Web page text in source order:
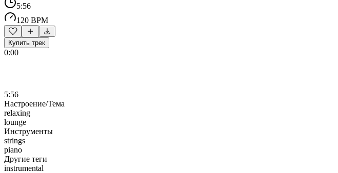
5:56
120 BPM
Купить трек
0:00
5:56
Настроение/Тема
relaxing
lounge
Инструменты
strings
piano
Другие теги
instrumental